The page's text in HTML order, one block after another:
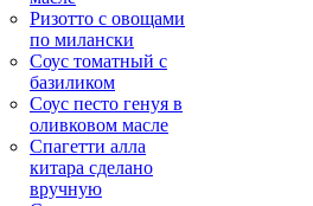
Ризотто с овощами
по милански
Соус томатный с
базиликом
Соус песто генуя в
оливковом масле
Спагетти алла
китара сделано
вручную